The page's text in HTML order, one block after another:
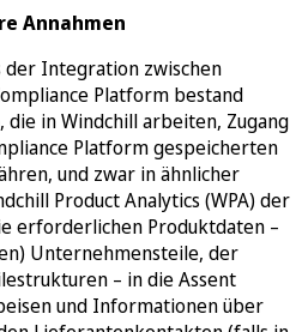
Annahmen
der Integration zwischen
Platform bestand
in Windchill arbeiten, Zugang
Platform gespeicherten
und zwar in ähnlicher
Product Analytics (WPA) der
erforderlichen Produktdaten –
Unternehmensteile, der
– in die Assent
und Informationen über